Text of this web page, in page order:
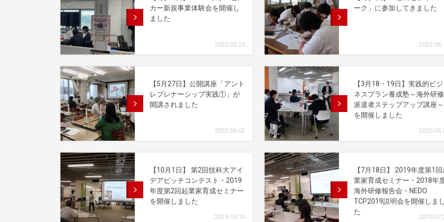
2023.05.23
カー新規事業体験会を開催し
ました
ーク」に参加してきました
2022.06.02
【5月27日】公開講座「アント
レプレナーシップ実践①」が
開講されました
【3月18・19日】実践的ビジ
ネスプラン養成塾～海外研修
派遣者ステップアップ講座～
を開催しました
2019.10.10
【10月1日】 第2回技科大アイ
デアピッチコンテスト・2019
年度第2回起業家育成セミナー
を開催しました
【7月18日】 2019年度第1回
業家育成セミナー・2018年
海外研修報告会・NEDO
TCP2019説明会を開催しまし
た